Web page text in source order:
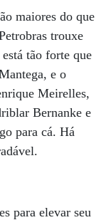
maiores do que
trouxe
tão forte que
e o
Meirelles,
Bernanke e
para cá. Há
para elevar seu